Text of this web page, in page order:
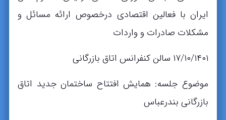
ایران با فعالین اقتصادی درخصوص ارائه مسائل و
مشکلات صادرات و واردات
۱۷/۱۰/۱۴۰۱ سالن کنفرانس اتاق بازرگانی
موضوع جلسه: همایش افتتاح ساختمان جدید اتاق
بازرگانی بندرعباس